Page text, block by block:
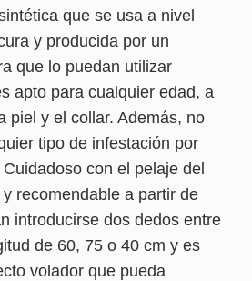
que se usa a nivel
y producida por un
que lo puedan utilizar
apto para cualquier edad, a
piel y el collar. Además, no
tipo de infestación por
con el pelaje del
recomendable a partir de
introducirse dos dedos entre
de 60, 75 o 40 cm y es
volador que pueda